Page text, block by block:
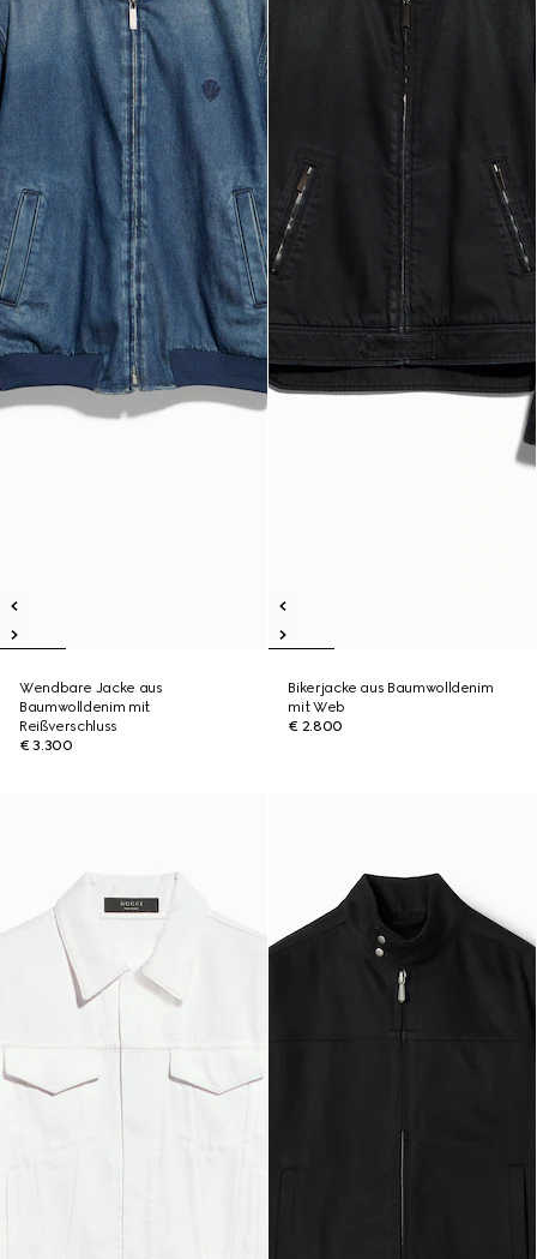
Wendbare Jacke aus
Baumwolldenim mit
Reißverschluss
€ 3.300
Bikerjacke aus Baumwolldenim
mit Web
€ 2.800